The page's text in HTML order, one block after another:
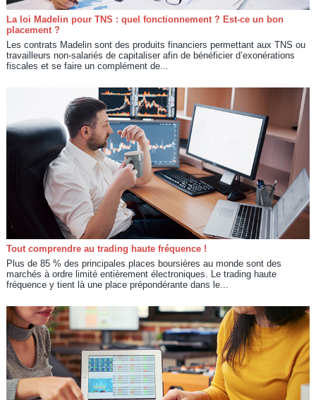
La loi Madelin pour TNS : quel fonctionnement ? Est-ce un bon
placement ?
Les contrats Madelin sont des produits financiers permettant aux TNS ou
travailleurs non-salariés de capitaliser afin de bénéficier d’exonérations
fiscales et se faire un complément de...
Tout comprendre au trading haute fréquence !
Plus de 85 % des principales places boursières au monde sont des
marchés à ordre limité entièrement électroniques. Le trading haute
fréquence y tient là une place prépondérante dans le...